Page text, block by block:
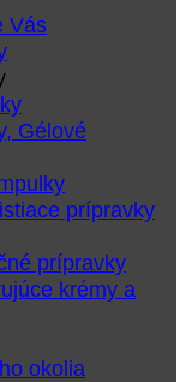
Vás
Gélové
prípravky
prípravky
krémy a
okolia